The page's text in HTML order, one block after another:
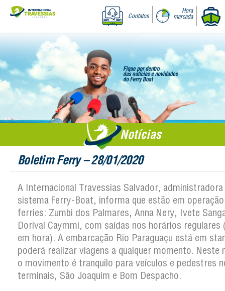
Contatos
Hora
marcada
Notícias
Boletim Ferry – 28/01/2020
A Internacional Travessias Salvador,
sistema Ferry-Boat, informa que estão em
ferries: Zumbi dos Palmares, Anna Nery, Ivete
Dorival Caymmi, com saídas nos horários regulares
em hora). A embarcação Rio Paraguaçu está em
poderá realizar viagens a qualquer momento. Neste
o movimento é tranquilo para veículos e pedestres
terminais, São Joaquim e Bom Despacho.